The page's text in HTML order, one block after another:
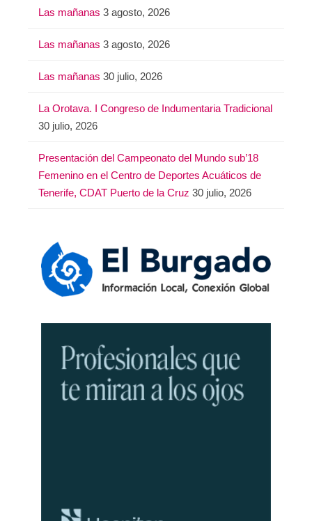
Las mañanas 3 agosto, 2026
Las mañanas 3 agosto, 2026
Las mañanas 30 julio, 2026
La Orotava. I Congreso de Indumentaria Tradicional
30 julio, 2026
Presentación del Campeonato del Mundo sub’18
Femenino en el Centro de Deportes Acuáticos de
Tenerife, CDAT Puerto de la Cruz 30 julio, 2026